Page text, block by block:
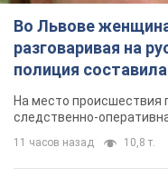
Во Львове
разговаривая на
полиция
протокол. Видео
На место происшествия
следственно-
11 часов назад 10,8 т.